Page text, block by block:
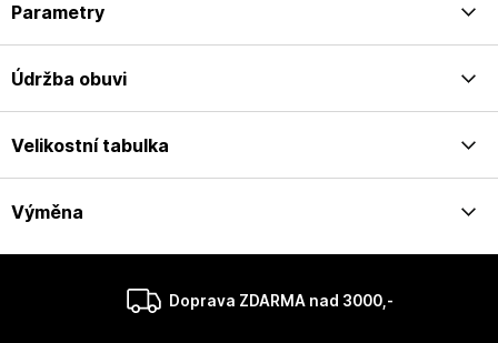
Parametry
Údržba obuvi
Velikostní tabulka
Výměna
Doprava ZDARMA nad 3000,-